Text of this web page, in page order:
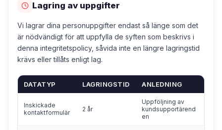
Lagring av uppgifter
Vi lagrar dina personuppgifter endast så länge som det
är nödvändigt för att uppfylla de syften som beskrivs i
denna integritetspolicy, såvida inte en längre lagringstid
krävs eller tillåts enligt lag.
DATATYP LAGRINGSTID ANLEDNING
Inskickade
kontaktformulär
2 år
Uppföljning av
kundsupportärend
en